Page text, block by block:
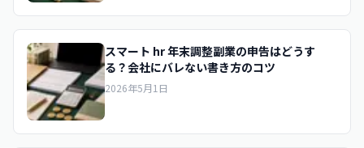
スマート hr 年末調整副業の申告はどうす
る？会社にバレない書き方のコツ
2026年5月1日